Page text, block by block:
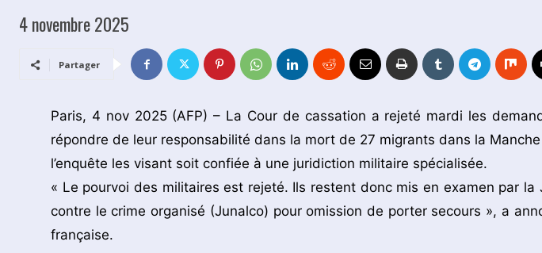
4 novembre 2025
Partager
Paris, 4 nov 2025 (AFP) – La Cour de cassation a rejeté mardi les
répondre de leur responsabilité dans la mort de 27 migrants dans la
l’enquête les visant soit confiée à une juridiction militaire spécialisée.
« Le pourvoi des militaires est rejeté. Ils restent donc mis en examen par
contre le crime organisé (Junalco) pour omission de porter secours », a
française.